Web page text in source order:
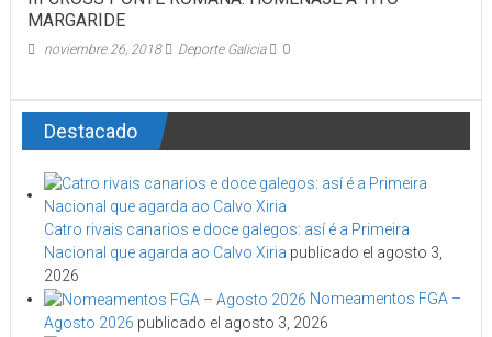
MARGARIDE
noviembre 26, 2018 Deporte Galicia 0
Destacado
Catro rivais canarios e doce galegos: así é a Primeira
Nacional que agarda ao Calvo Xiria publicado el agosto 3,
2026
Nomeamentos FGA –
Agosto 2026 publicado el agosto 3, 2026